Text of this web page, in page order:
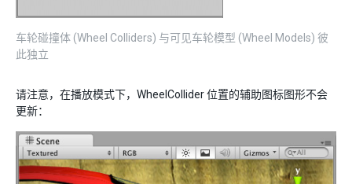
车轮碰撞体 (Wheel Colliders) 与可见车轮模型 (Wheel Models) 彼
此独立
请注意，在播放模式下，WheelCollider 位置的辅助图标图形不会
更新：